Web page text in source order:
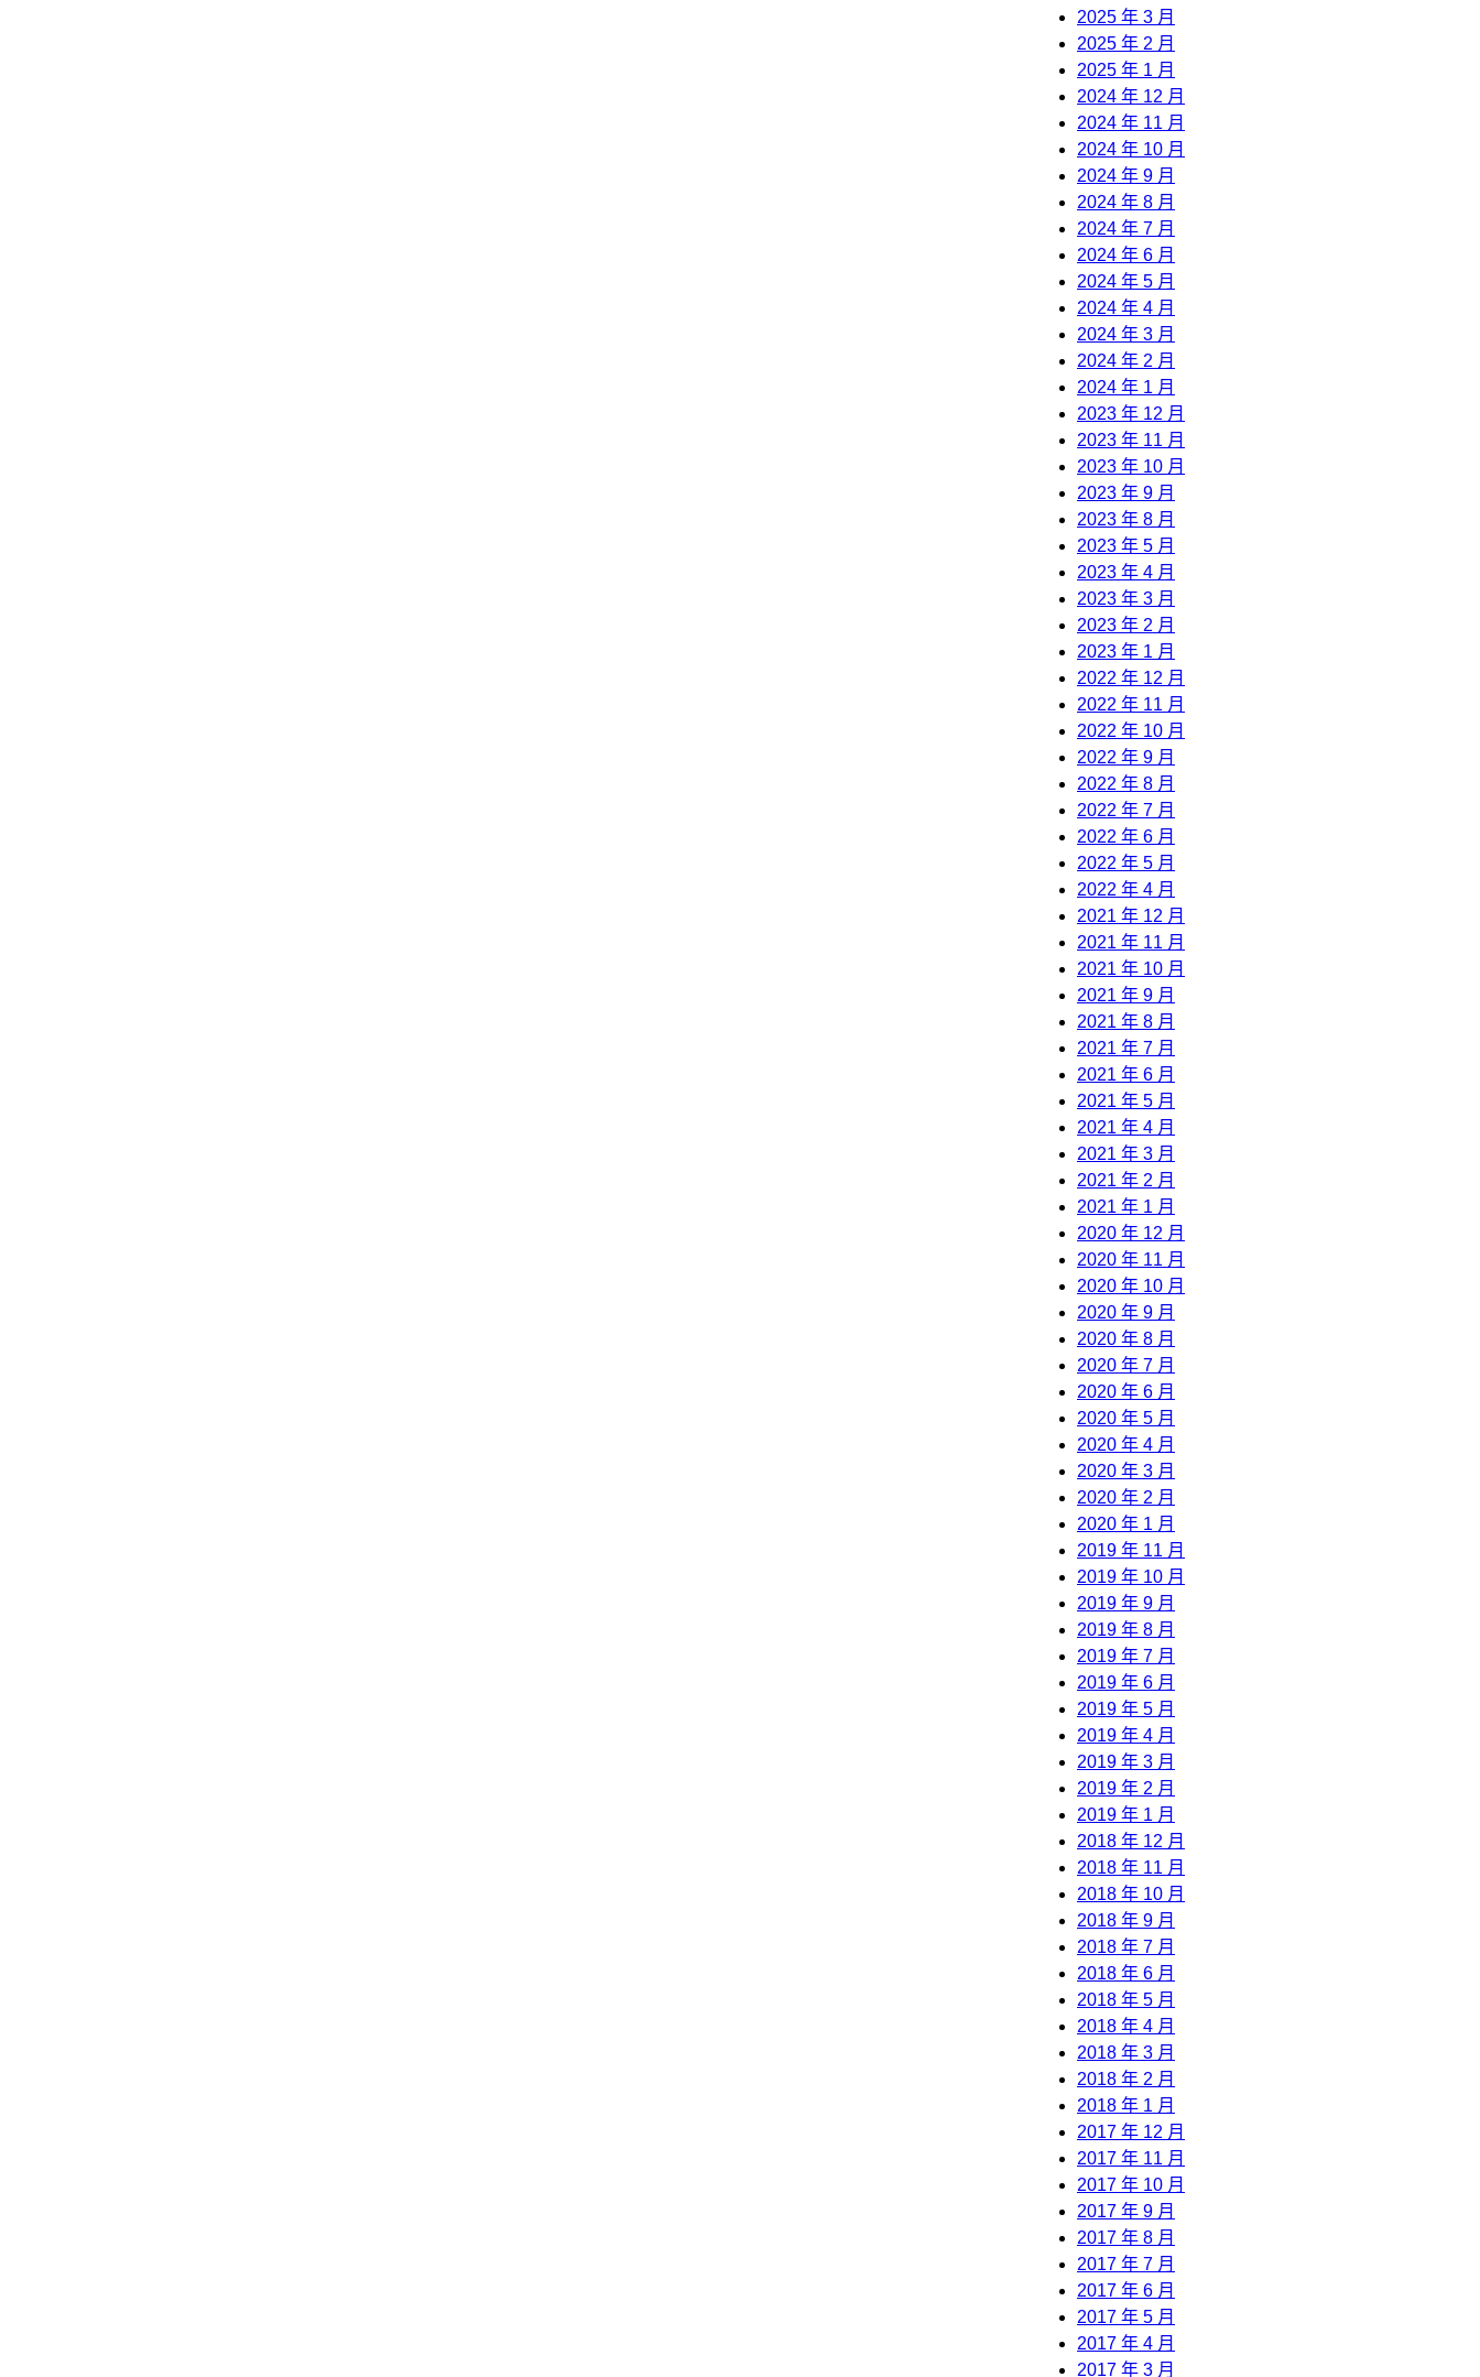
2025 年 3 月
2025 年 2 月
2025 年 1 月
2024 年 12 月
2024 年 11 月
2024 年 10 月
2024 年 9 月
2024 年 8 月
2024 年 7 月
2024 年 6 月
2024 年 5 月
2024 年 4 月
2024 年 3 月
2024 年 2 月
2024 年 1 月
2023 年 12 月
2023 年 11 月
2023 年 10 月
2023 年 9 月
2023 年 8 月
2023 年 5 月
2023 年 4 月
2023 年 3 月
2023 年 2 月
2023 年 1 月
2022 年 12 月
2022 年 11 月
2022 年 10 月
2022 年 9 月
2022 年 8 月
2022 年 7 月
2022 年 6 月
2022 年 5 月
2022 年 4 月
2021 年 12 月
2021 年 11 月
2021 年 10 月
2021 年 9 月
2021 年 8 月
2021 年 7 月
2021 年 6 月
2021 年 5 月
2021 年 4 月
2021 年 3 月
2021 年 2 月
2021 年 1 月
2020 年 12 月
2020 年 11 月
2020 年 10 月
2020 年 9 月
2020 年 8 月
2020 年 7 月
2020 年 6 月
2020 年 5 月
2020 年 4 月
2020 年 3 月
2020 年 2 月
2020 年 1 月
2019 年 11 月
2019 年 10 月
2019 年 9 月
2019 年 8 月
2019 年 7 月
2019 年 6 月
2019 年 5 月
2019 年 4 月
2019 年 3 月
2019 年 2 月
2019 年 1 月
2018 年 12 月
2018 年 11 月
2018 年 10 月
2018 年 9 月
2018 年 7 月
2018 年 6 月
2018 年 5 月
2018 年 4 月
2018 年 3 月
2018 年 2 月
2018 年 1 月
2017 年 12 月
2017 年 11 月
2017 年 10 月
2017 年 9 月
2017 年 8 月
2017 年 7 月
2017 年 6 月
2017 年 5 月
2017 年 4 月
2017 年 3 月